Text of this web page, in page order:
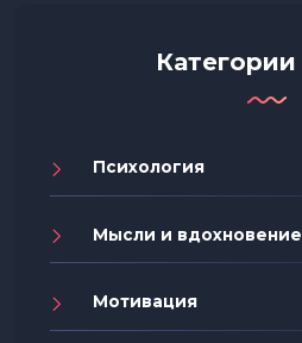
Категории
Психология
Мысли и вдохновение
Мотивация